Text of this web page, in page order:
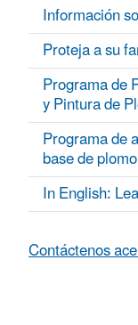
Información
Proteja a su
Programa de
y Pintura de
Programa de
base de plomo
In English:
Contáctenos